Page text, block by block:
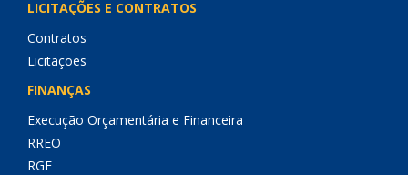
LICITAÇÕES E CONTRATOS
Contratos
Licitações
FINANÇAS
Execução Orçamentária e Financeira
RREO
RGF